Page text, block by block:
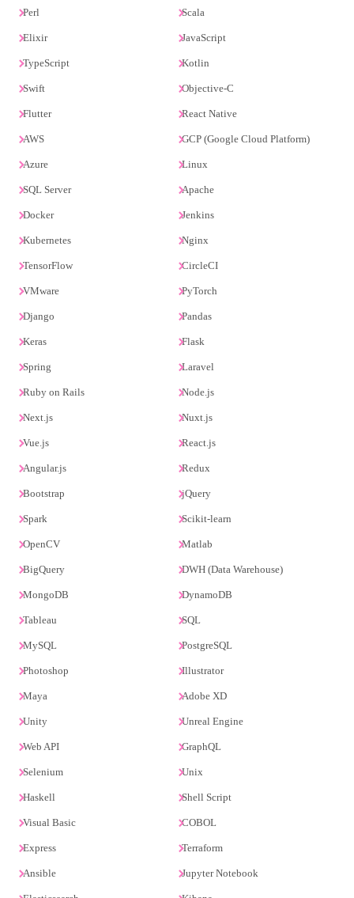
Perl Scala
Elixir JavaScript
TypeScript Kotlin
Swift Objective-C
Flutter React Native
AWS GCP (Google Cloud Platform)
Azure Linux
SQL Server Apache
Docker Jenkins
Kubernetes Nginx
TensorFlow CircleCI
VMware PyTorch
Django Pandas
Keras Flask
Spring Laravel
Ruby on Rails Node.js
Next.js Nuxt.js
Vue.js React.js
Angular.js Redux
Bootstrap jQuery
Spark Scikit-learn
OpenCV Matlab
BigQuery DWH (Data Warehouse)
MongoDB DynamoDB
Tableau SQL
MySQL PostgreSQL
Photoshop Illustrator
Maya Adobe XD
Unity Unreal Engine
Web API GraphQL
Selenium Unix
Haskell Shell Script
Visual Basic COBOL
Express Terraform
Ansible Jupyter Notebook